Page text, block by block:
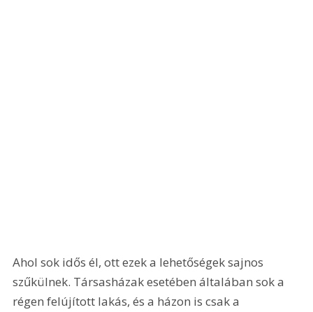
Ahol sok idős él, ott ezek a lehetőségek sajnos
szűkülnek. Társasházak esetében általában sok a
régen felújított lakás, és a házon is csak a